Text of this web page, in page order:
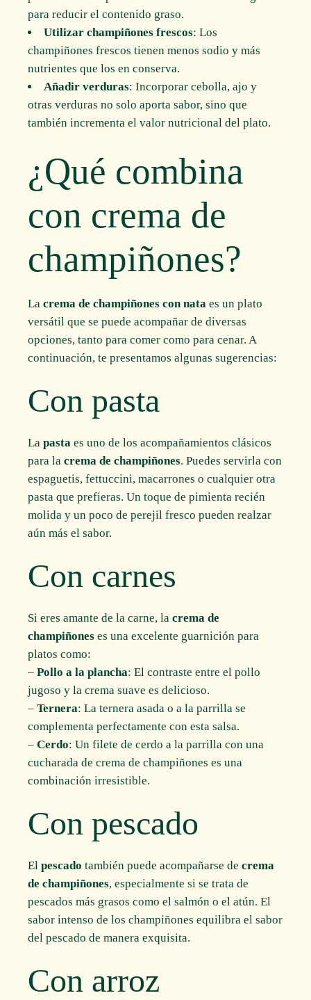
para reducir el contenido graso.
Utilizar champiñones frescos: Los
champiñones frescos tienen menos sodio y más
nutrientes que los en conserva.
Añadir verduras: Incorporar cebolla, ajo y
otras verduras no solo aporta sabor, sino que
también incrementa el valor nutricional del plato.
¿Qué combina
con crema de
champiñones?
Lacrema de champiñones con nata es un plato
versátil que se puede acompañar de diversas
opciones, tanto para comer como para cenar. A
continuación, te presentamos algunas sugerencias:
Con pasta
Lapasta es uno de los acompañamientos clásicos
para lacrema de champiñones. Puedes servirla con
espaguetis, fettuccini, macarrones o cualquier otra
pasta que prefieras. Un toque de pimienta recién
molida y un poco de perejil fresco pueden realzar
aún más el sabor.
Con carnes
Si eres amante de la carne, lacrema de
champiñones es una excelente guarnición para
platos como:
–Pollo a la plancha: El contraste entre el pollo
jugoso y la crema suave es delicioso.
–Ternera: La ternera asada o a la parrilla se
complementa perfectamente con esta salsa.
–Cerdo: Un filete de cerdo a la parrilla con una
cucharada de crema de champiñones es una
combinación irresistible.
Con pescado
Elpescado también puede acompañarse decrema
de champiñones, especialmente si se trata de
pescados más grasos como el salmón o el atún. El
sabor intenso de los champiñones equilibra el sabor
del pescado de manera exquisita.
Con arroz